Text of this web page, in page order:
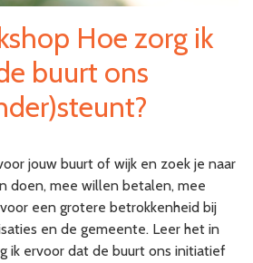
Hoe zorg ik
buurt ons
jouw buurt of wijk en zoek je naar
doen, mee willen betalen, mee
een grotere betrokkenheid bij
en de gemeente. Leer het in
ik ervoor dat de buurt ons initiatief